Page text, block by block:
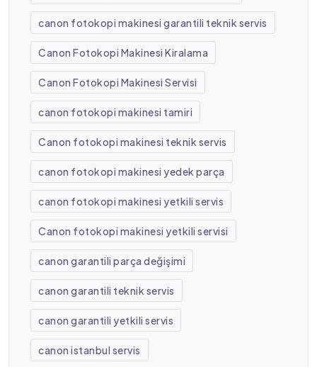
canon fotokopi makinesi garantili teknik servis
Canon Fotokopi Makinesi Kiralama
Canon Fotokopi Makinesi Servisi
canon fotokopi makinesi tamiri
Canon fotokopi makinesi teknik servis
canon fotokopi makinesi yedek parça
canon fotokopi makinesi yetkili servis
Canon fotokopi makinesi yetkili servisi
canon garantili parça değişimi
canon garantili teknik servis
canon garantili yetkili servis
canon istanbul servis